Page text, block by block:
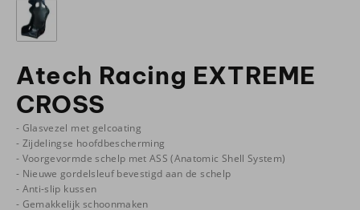
Atech Racing EXTREME
CROSS
- Glasvezel met gelcoating
- Zijdelingse hoofdbescherming
- Voorgevormde schelp met ASS (Anatomic Shell System)
- Nieuwe gordelsleuf bevestigd aan de schelp
- Anti-slip kussen
- Gemakkelijk schoonmaken